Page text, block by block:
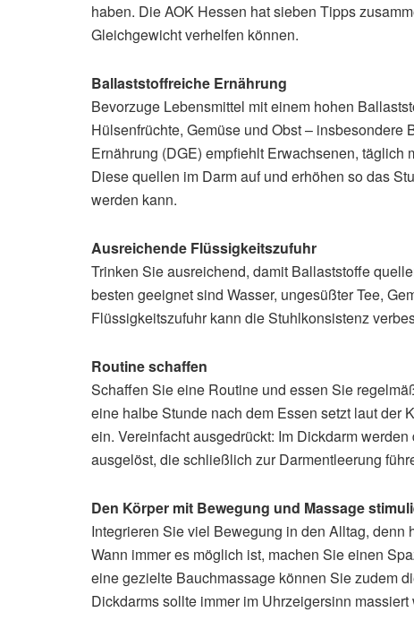
haben. Die AOK Hessen hat sieben Tipps
Gleichgewicht verhelfen können.
Ballaststoffreiche Ernährung
Bevorzuge Lebensmittel mit einem hohen
Hülsenfrüchte, Gemüse und Obst –
Ernährung (DGE) empfiehlt Erwachsenen,
Diese quellen im Darm auf und erhöhen so das
werden kann.
Ausreichende Flüssigkeitszufuhr
Trinken Sie ausreichend, damit Ballaststoffe
besten geeignet sind Wasser, ungesüßter Tee,
Flüssigkeitszufuhr kann die Stuhlkonsistenz
Routine schaffen
Schaffen Sie eine Routine und essen Sie
eine halbe Stunde nach dem Essen setzt laut der
ein. Vereinfacht ausgedrückt: Im Dickdarm
ausgelöst, die schließlich zur Darmentleerung
Den Körper mit Bewegung und Massage
Integrieren Sie viel Bewegung in den Alltag,
Wann immer es möglich ist, machen Sie einen
eine gezielte Bauchmassage können Sie zudem
Dickdarms sollte immer im Uhrzeigersinn massiert